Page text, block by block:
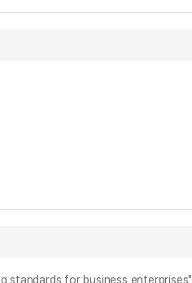
standards for business enterprises"